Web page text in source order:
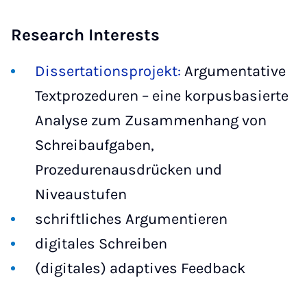
Research Interests
Dissertationsprojekt: Argumentative
Textprozeduren – eine korpusbasierte
Analyse zum Zusammenhang von
Schreibaufgaben,
Prozedurenausdrücken und
Niveaustufen
schriftliches Argumentieren
digitales Schreiben
(digitales) adaptives Feedback